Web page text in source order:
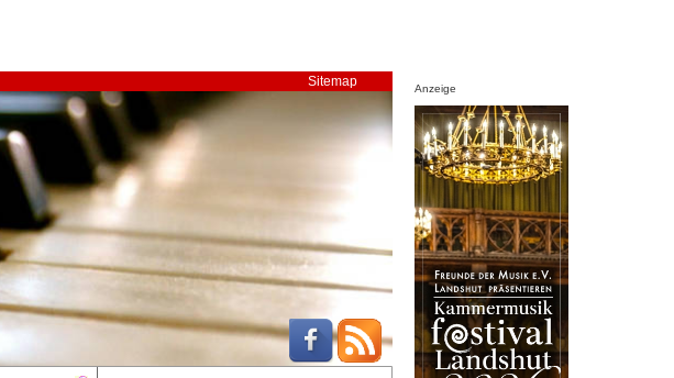
Sitemap Anzeige